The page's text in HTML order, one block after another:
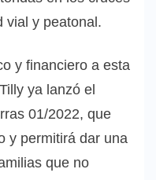
vial y peatonal.
y financiero a esta
ya lanzó el
01/2022, que
y permitirá dar una
que no